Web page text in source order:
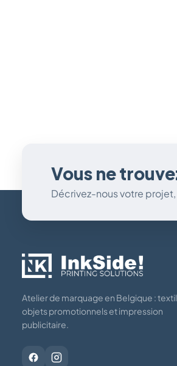
Vous ne
Décrivez-nous votre
Atelier de marquage en Belgique :
objets promotionnels et impression
publicitaire.